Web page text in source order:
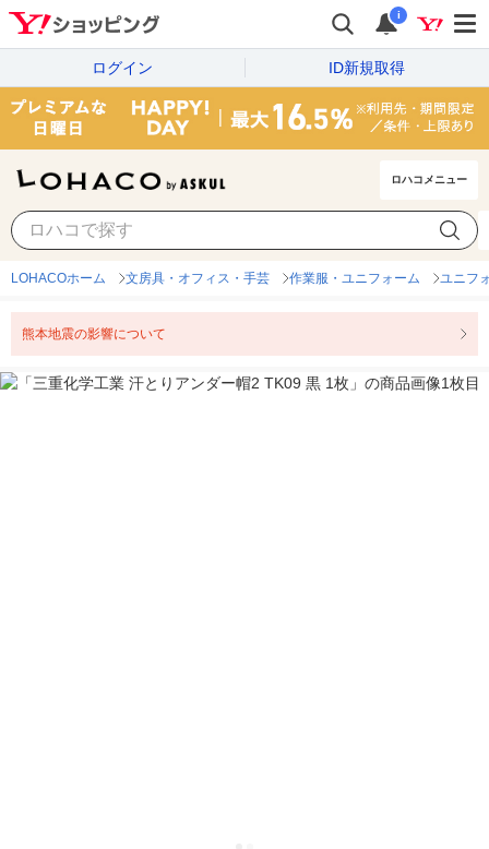
i
ログイン ID新規取得
ロハコメニュー
LOHACOホーム 文房具・オフィス・手芸 作業服・ユニフォーム ユニフ
熊本地震の影響について